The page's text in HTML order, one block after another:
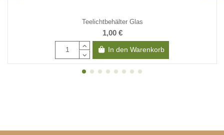
Teelichtbehälter Glas
1,00 €
In den Warenkorb